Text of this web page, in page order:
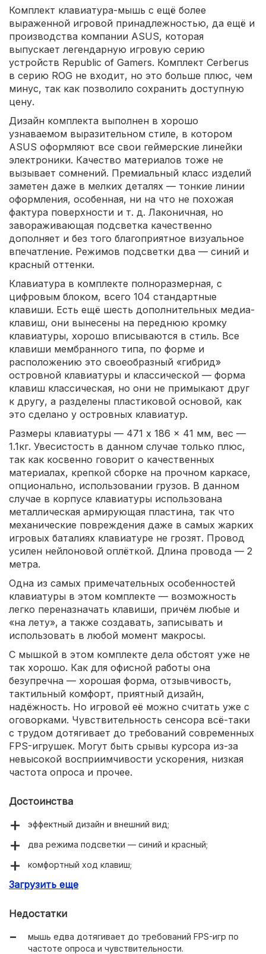
Комплект клавиатура-мышь с ещё более
выраженной игровой принадлежностью, да ещё и
производства компании ASUS, которая
выпускает легендарную игровую серию
устройств Republic of Gamers. Комплект Cerberus
в серию ROG не входит, но это больше плюс, чем
минус, так как позволило сохранить доступную
цену.
Дизайн комплекта выполнен в хорошо
узнаваемом выразительном стиле, в котором
ASUS оформляют все свои геймерские линейки
электроники. Качество материалов тоже не
вызывает сомнений. Премиальный класс изделий
заметен даже в мелких деталях — тонкие линии
оформления, особенная, ни на что не похожая
фактура поверхности и т. д. Лаконичная, но
завораживающая подсветка качественно
дополняет и без того благоприятное визуальное
впечатление. Режимов подсветки два — синий и
красный оттенки.
Клавиатура в комплекте полноразмерная, с
цифровым блоком, всего 104 стандартные
клавиши. Есть ещё шесть дополнительных медиа-
клавиш, они вынесены на переднюю кромку
клавиатуры, хорошо вписываются в стиль. Все
клавиши мембранного типа, по форме и
расположению это своеобразный «гибрид»
островной клавиатуры и классической — форма
клавиш классическая, но они не примыкают друг
к другу, а разделены пластиковой основой, как
это сделано у островных клавиатур.
Размеры клавиатуры — 471 x 186 x 41 мм, вес —
1.1кг. Увесистость в данном случае только плюс,
так как косвенно говорит о качественных
материалах, крепкой сборке на прочном каркасе,
опционально, использовании грузов. В данном
случае в корпусе клавиатуры использована
металлическая армирующая пластина, так что
механические повреждения даже в самых жарких
игровых баталиях клавиатуре не грозят. Провод
усилен нейлоновой оплёткой. Длина провода — 2
метра.
Одна из самых примечательных особенностей
клавиатуры в этом комплекте — возможность
легко переназначать клавиши, причём любые и
«на лету», а также создавать, записывать и
использовать в любой момент макросы.
С мышкой в этом комплекте дела обстоят уже не
так хорошо. Как для офисной работы она
безупречна — хорошая форма, отзывчивость,
тактильный комфорт, приятный дизайн,
надёжность. Но игровой её можно считать уже с
оговорками. Чувствительность сенсора всё-таки
с трудом дотягивает до требований современных
FPS-игрушек. Могут быть срывы курсора из-за
невысокой восприимчивости ускорения, низкая
частота опроса и прочее.
Достоинства
эффектный дизайн и внешний вид;
два режима подсветки — синий и красный;
комфортный ход клавиш;
переназначение клавиш и использование макросов;
стойкость клавиатуры к пролитым жидкостям;
Загрузить еще
Недостатки
мышь едва дотягивает до требований FPS-игр по
частоте опроса и чувствительности.